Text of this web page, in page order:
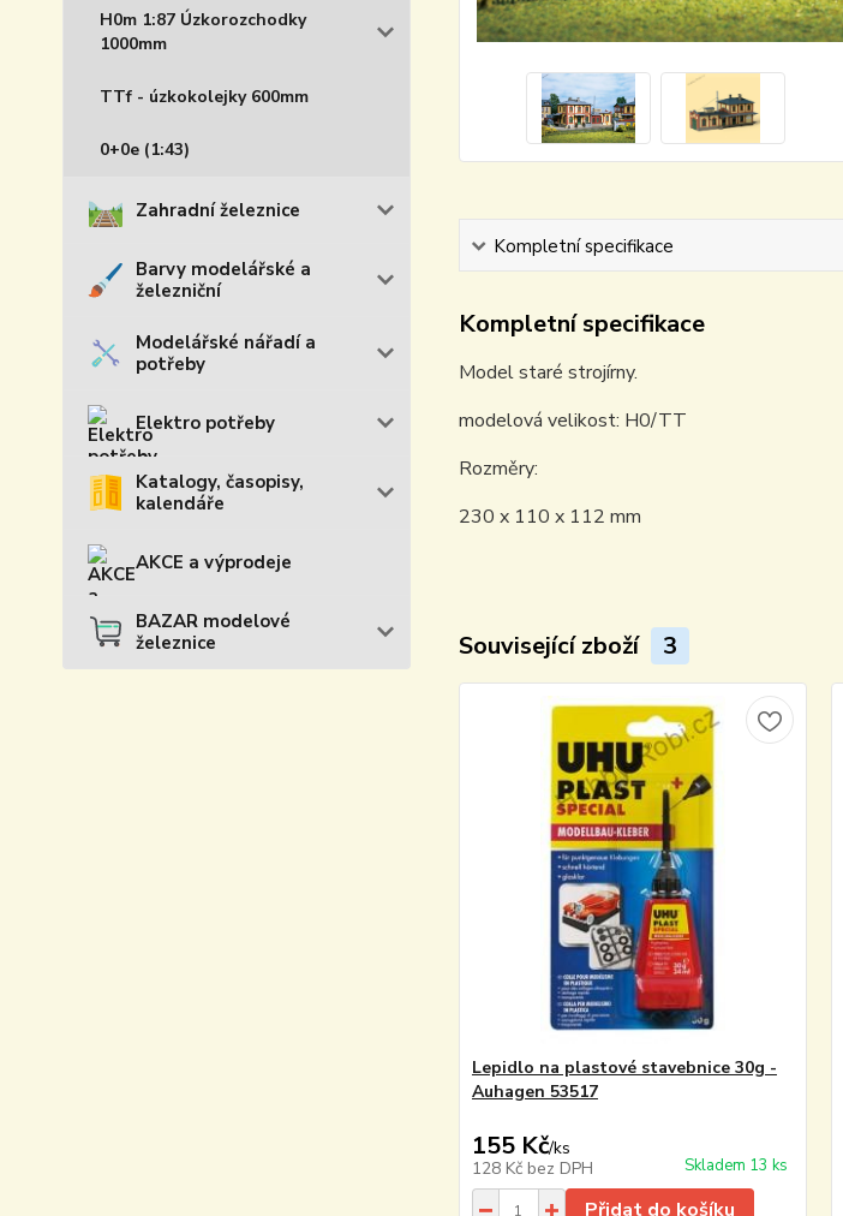
H0m 1:87 Úzkorozchodky
1000mm
TTf - úzkokolejky 600mm
0+0e (1:43)
Zahradní železnice
Barvy modelářské a
železniční
Modelářské nářadí a
potřeby
Elektro potřeby
Katalogy, časopisy,
kalendáře
AKCE a výprodeje
BAZAR modelové
železnice
Kompletní specifikace
Kompletní specifikace
Model staré strojírny.
modelová velikost: H0/TT
Rozměry:
230 x 110 x 112 mm
Související zboží 3
Lepidlo na plastové stavebnice 30g -
Auhagen 53517
155 Kč/ks
128 Kč bez DPH Skladem 13 ks
Přidat do košíku